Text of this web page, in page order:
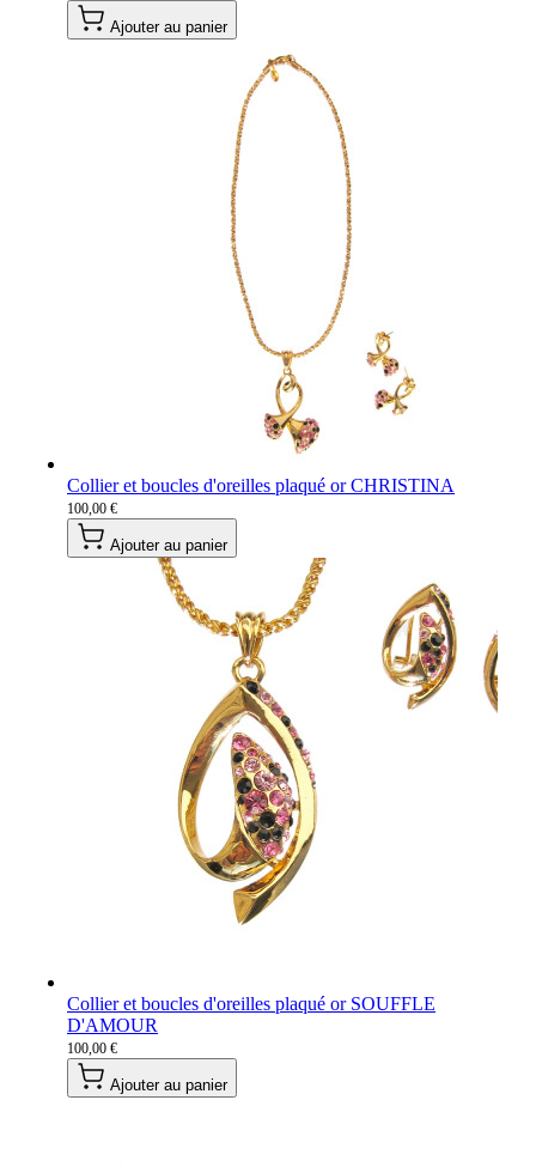
Ajouter au panier
Collier et boucles d'oreilles plaqué or CHRISTINA
100,00 €
Ajouter au panier
Collier et boucles d'oreilles plaqué or SOUFFLE
D'AMOUR
100,00 €
Ajouter au panier